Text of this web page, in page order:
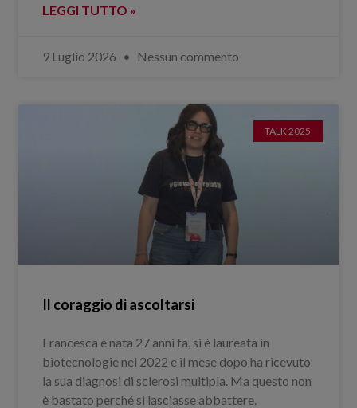
LEGGI TUTTO »
9 Luglio 2026 Nessun commento
TALK 2025
Il coraggio di ascoltarsi
Francesca è nata 27 anni fa, si è laureata in
biotecnologie nel 2022 e il mese dopo ha ricevuto
la sua diagnosi di sclerosi multipla. Ma questo non
è bastato perché si lasciasse abbattere.